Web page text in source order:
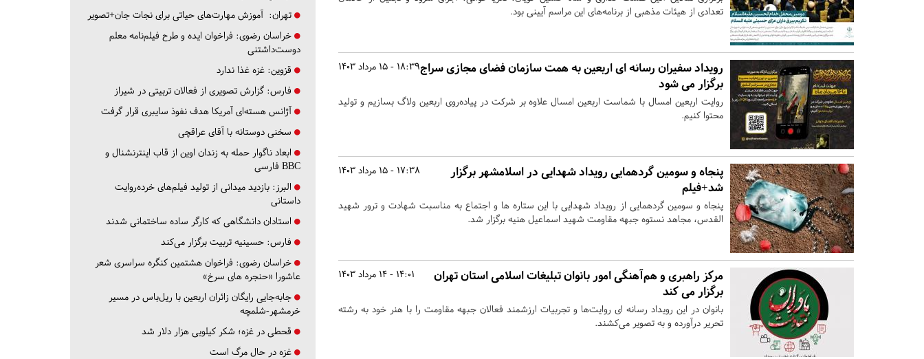
تعدادی از هیئات مذهبی از برنامه‌های این مراسم آیینی بود.
18:39 - 15 مرداد 1403رویداد سفیران رسانه ای اربعین به همت سازمان فضای مجازی سراج
برگزار می شود
روایت اربعین امسال با شماست اربعین امسال علاوه بر شرکت در پیاده‌روی اربعین ولاگ بسازیم و تولید
محتوا کنیم.
17:38 - 15 مرداد 1403
پنجاه و سومین گردهمایی رویداد شهدایی در اسلامشهر برگزار
شد+فیلم
پنجاه و سومین گردهمایی از رویداد شهدایی با این ستاره ها و اجتماع به مناسبت شهادت و ترور شهید
القدس، مجاهد نستوه جبهه مقاومت شهید اسماعیل هنیه برگزار شد.
14:01 - 14 مرداد 1403
مرکز راهبری و هم‌آهنگی امور بانوان تبلیغات اسلامی استان تهران
برگزار می کند
بانوان در این رویداد رسانه ای روایت‌ها و تجربیات ارزشمند فعالان جبهه مقاومت را با هنر خود به رشته
تحریر درآورده و به تصویر می‌کشند.
تهران: آموزش مهارت‌های حیاتی برای نجات جان+تصویر
خراسان رضوی: فراخوان ایده و طرح فیلم‌نامه معلم
دوست‌داشتنی
قزوین: غزه غذا ندارد
فارس: گزارش تصویری از فعالان تربیتی در شیراز
آژانس هسته‌ای آمریکا هدف نفوذ سایبری قرار گرفت
سخنی دوستانه با آقای عراقچی
ابعاد ناگوار حمله به زندان اوین از قاب اینترنشنال و
BBC فارسی
البرز: بازدید میدانی از تولید فیلم‌های خرده‌روایت
داستانی
استادان دانشگاهی که کارگر ساده ساختمانی شدند
فارس: حسینیه تربیت برگزار می‌کند
خراسان رضوی: فراخوان هشتمین کنگره سراسری شعر
عاشورا «حنجره های سرخ»
جابه‌جایی رایگان زائران اربعین با ریل‌باس در مسیر
خرمشهر-شلمچه
قحطی در غزه؛ شکر کیلویی هزار دلار شد
غزه در حال مرگ است